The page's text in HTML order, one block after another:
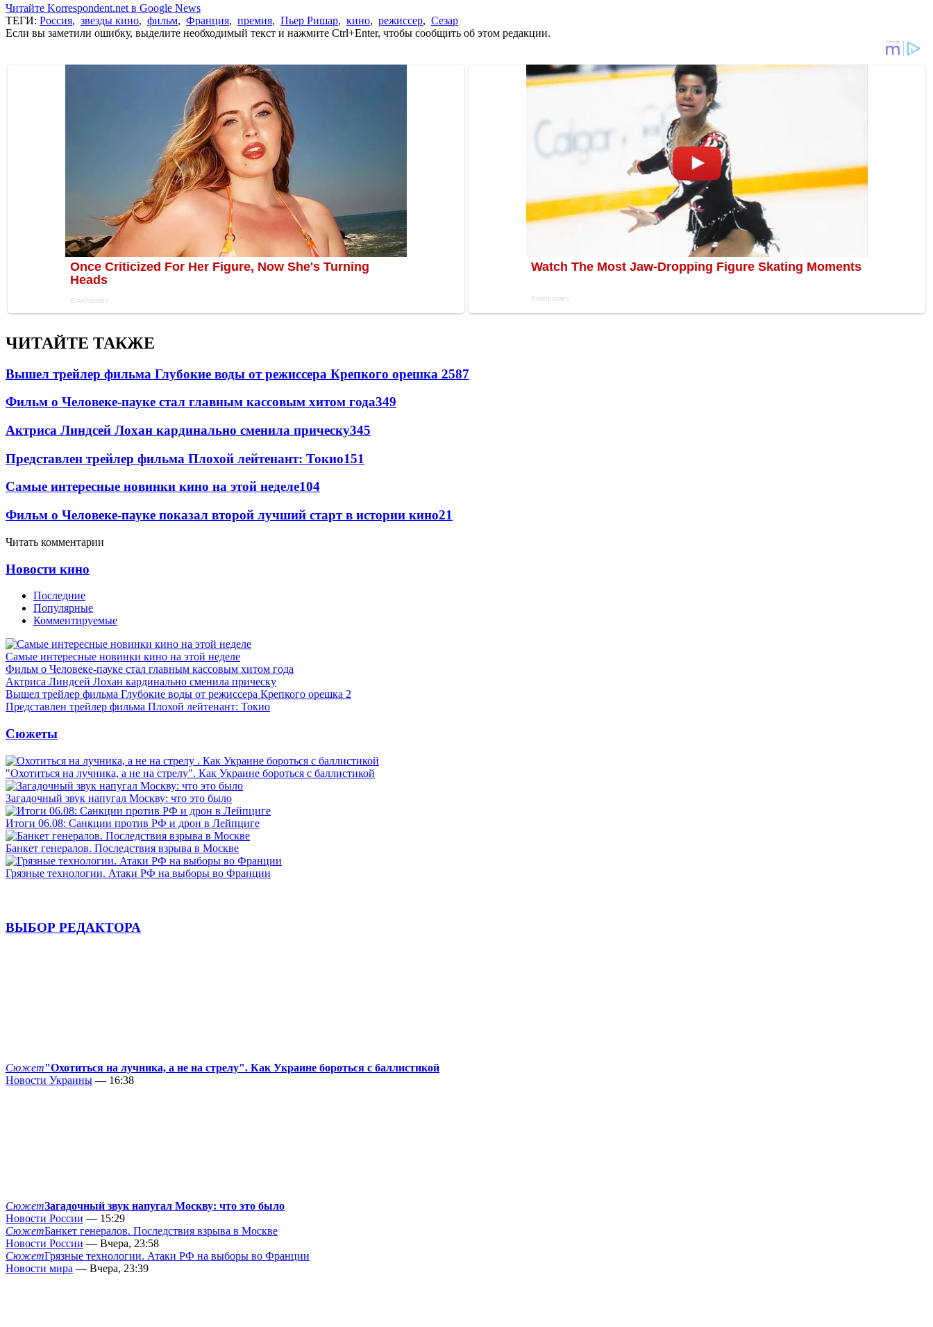
Читайте Korrespondent.net в Google News
ТЕГИ: Россия, звезды кино, фильм, Франция, премия, Пьер Ришар, кино, режиссер, Сезар
Если вы заметили ошибку, выделите необходимый текст и нажмите Ctrl+Enter, чтобы сообщить об этом редакции.
ЧИТАЙТЕ ТАКЖЕ
Вышел трейлер фильма Глубокие воды от режиссера Крепкого орешка 2587
Фильм о Человеке-пауке стал главным кассовым хитом года349
Актриса Линдсей Лохан кардинально сменила прическу345
Представлен трейлер фильма Плохой лейтенант: Токио151
Самые интересные новинки кино на этой неделе104
Фильм о Человеке-пауке показал второй лучший старт в истории кино21
Читать комментарии
Новости кино
Последние
Популярные
Комментируемые
Самые интересные новинки кино на этой неделе
Фильм о Человеке-пауке стал главным кассовым хитом года
Актриса Линдсей Лохан кардинально сменила прическу
Вышел трейлер фильма Глубокие воды от режиссера Крепкого орешка 2
Представлен трейлер фильма Плохой лейтенант: Токио
Сюжеты
"Охотиться на лучника, а не на стрелу". Как Украине бороться с баллистикой
Загадочный звук напугал Москву: что это было
Итоги 06.08: Санкции против РФ и дрон в Лейпциге
Банкет генералов. Последствия взрыва в Москве
Грязные технологии. Атаки РФ на выборы во Франции
ВЫБОР РЕДАКТОРА
Сюжет"Охотиться на лучника, а не на стрелу". Как Украине бороться с баллистикой
Новости Украины — 16:38
СюжетЗагадочный звук напугал Москву: что это было
Новости России — 15:29
СюжетБанкет генералов. Последствия взрыва в Москве
Новости России — Вчера, 23:58
СюжетГрязные технологии. Атаки РФ на выборы во Франции
Новости мира — Вчера, 23:39